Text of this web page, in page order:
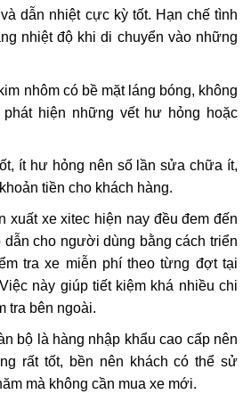
dẫn nhiệt cực kỳ tốt. Hạn chế tình
nhiệt độ khi di chuyển vào những
nhôm có bề mặt láng bóng, không
phát hiện những vết hư hỏng hoặc
ít hư hỏng nên số lần sửa chữa ít,
tiền cho khách hàng.
xuất xe xitec hiện nay đều đem đến
dẫn cho người dùng bằng cách triển
tra xe miễn phí theo từng đợt tại
này giúp tiết kiệm khá nhiều chi
tra bên ngoài.
bộ là hàng nhập khẩu cao cấp nên
rất tốt, bền nên khách có thể sử
mà không cần mua xe mới.